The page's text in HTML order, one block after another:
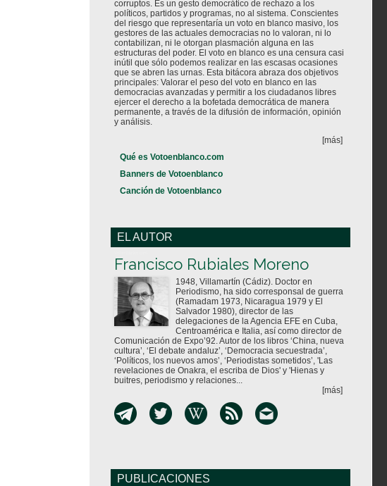
corruptos. Es un gesto democrático de rechazo a los
políticos, partidos y programas, no al sistema. Conscientes
del riesgo que representaría un voto en blanco masivo, los
gestores de las actuales democracias no lo valoran, ni lo
contabilizan, ni le otorgan plasmación alguna en las
estructuras del poder. El voto en blanco es una censura casi
inútil que sólo podemos realizar en las escasas ocasiones
que se abren las urnas. Esta bitácora abraza dos objetivos
principales: Valorar el peso del voto en blanco en las
democracias avanzadas y permitir a los ciudadanos libres
ejercer el derecho a la bofetada democrática de manera
permanente, a través de la difusión de información, opinión
y análisis.
[más]
Qué es Votoenblanco.com
Banners de Votoenblanco
Canción de Votoenblanco
EL AUTOR
Francisco Rubiales Moreno
1948, Villamartín (Cádiz). Doctor en
Periodismo, ha sido corresponsal de guerra
(Ramadam 1973, Nicaragua 1979 y El
Salvador 1980), director de las
delegaciones de la Agencia EFE en Cuba,
Centroamérica e Italia, así como director de
Comunicación de Expo’92. Autor de los libros ‘China, nueva
cultura’, ‘El debate andaluz’, ‘Democracia secuestrada’,
‘Políticos, los nuevos amos’, ‘Periodistas sometidos’, 'Las
revelaciones de Onakra, el escriba de Dios' y 'Hienas y
buitres, periodismo y relaciones...
[más]
PUBLICACIONES